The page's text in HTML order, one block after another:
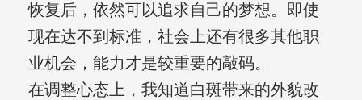
恢复后，依然可以追求自己的梦想。即使
现在达不到标准，社会上还有很多其他职
业机会，能力才是较重要的敲码。
在调整心态上，我知道白斑带来的外貌改